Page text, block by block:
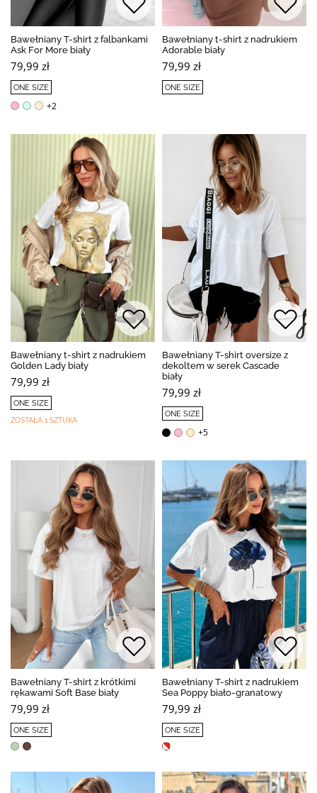
Bawełniany T-shirt z falbankami
Ask For More biały
79,99 zł
ONE SIZE
+2
Bawełniany t-shirt z nadrukiem
Adorable biały
79,99 zł
ONE SIZE
Bawełniany t-shirt z nadrukiem
Golden Lady biały
79,99 zł
ONE SIZE
ZOSTAŁA 1 SZTUKA
Bawełniany T-shirt oversize z
dekoltem w serek Cascade
biały
79,99 zł
ONE SIZE
+5
Bawełniany T-shirt z krótkimi
rękawami Soft Base biały
79,99 zł
ONE SIZE
Bawełniany T-shirt z nadrukiem
Sea Poppy biało-granatowy
79,99 zł
ONE SIZE